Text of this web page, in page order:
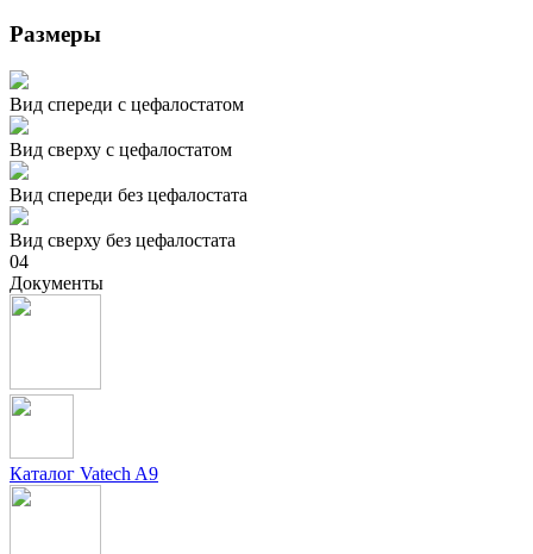
Размеры
Вид спереди с цефалостатом
Вид сверху с цефалостатом
Вид спереди без цефалостата
Вид сверху без цефалостата
04
Документы
Каталог Vatech A9